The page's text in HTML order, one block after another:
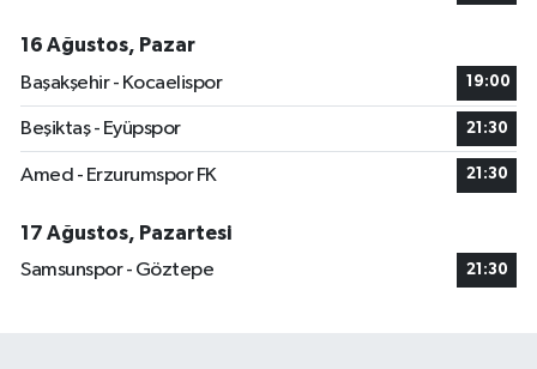
16 Ağustos, Pazar
Başakşehir - Kocaelispor
19:00
Beşiktaş - Eyüpspor 21:30
Amed - Erzurumspor FK 21:30
17 Ağustos, Pazartesi
Samsunspor - Göztepe
21:30